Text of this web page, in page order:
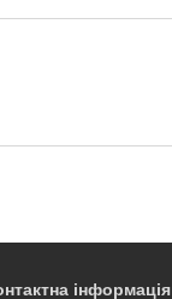
інформація